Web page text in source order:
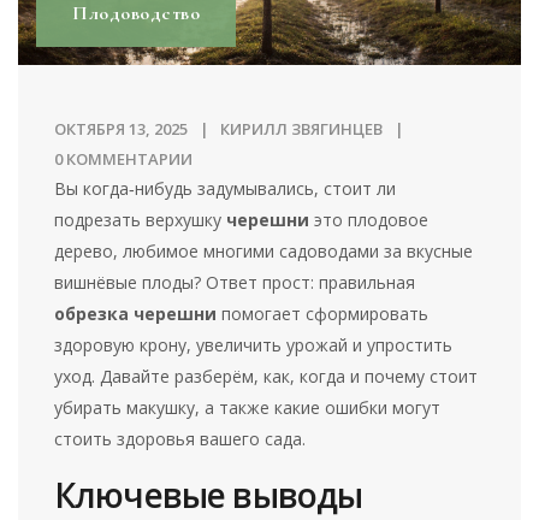
Плодоводство
ОКТЯБРЯ 13, 2025
КИРИЛЛ ЗВЯГИНЦЕВ
0 КОММЕНТАРИИ
Вы когда‑нибудь задумывались, стоит ли
подрезать верхушку черешни это плодовое
дерево, любимое многими садоводами за вкусные
вишнёвые плоды? Ответ прост: правильная
обрезка черешни помогает сформировать
здоровую крону, увеличить урожай и упростить
уход. Давайте разберём, как, когда и почему стоит
убирать макушку, а также какие ошибки могут
стоить здоровья вашего сада.
Ключевые выводы